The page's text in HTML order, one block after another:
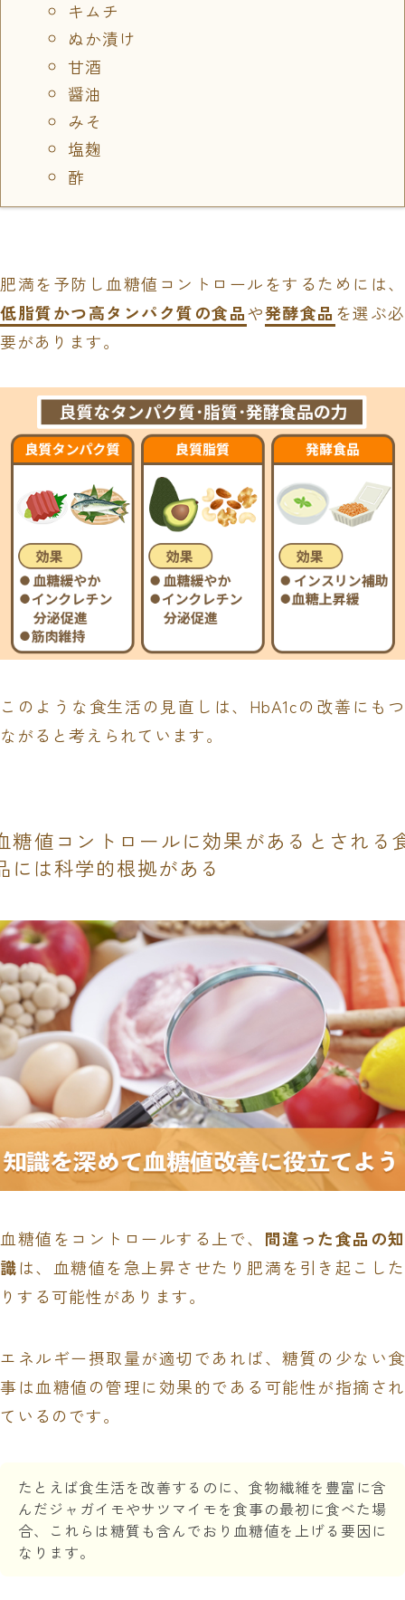
キムチ
ぬか漬け
甘酒
醤油
みそ
塩麹
酢
肥満を予防し血糖値コントロールをするためには、
低脂質かつ高タンパク質の食品や発酵食品 を選ぶ必
要があります。
このような食生活の見直しは、HbA1cの改善にもつ
ながると考えられています。
糖値コントロールに効果があるとされる
には科学的根拠がある
血糖値をコントロールする上で、 間違った食品の知
識は、血糖値を急上昇させたり肥満を引き起こした
りする可能性があります。
エネルギー摂取量が適切であれば、糖質の少ない食
事は血糖値の管理に効果的である可能性が指摘され
ているのです。
たとえば食生活を改善するのに、食物繊維を豊富に含
んだジャガイモやサツマイモを食事の最初に食べた場
合、これらは糖質も含んでおり血糖値を上げる要因に
なります。